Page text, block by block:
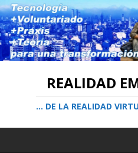
REALIDAD
… DE LA REALIDAD